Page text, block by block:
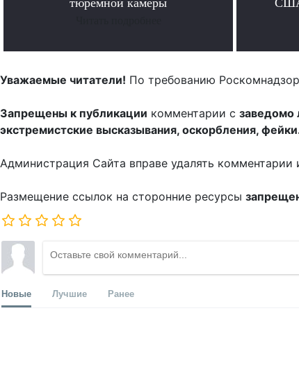
тюремной камеры
США
Уважаемые читатели! По требованию
Запрещены к публикации комментарии с заведомо
экстремистские высказывания, оскорбления,
Администрация Сайта вправе удалять комментарии
Размещение ссылок на сторонние ресурсы
Новые Лучшие Ранее